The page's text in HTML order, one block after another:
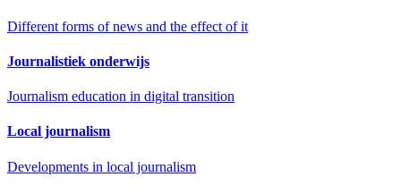
Different forms of news and the effect of it
Journalistiek onderwijs
Journalism education in digital transition
Local journalism
Developments in local journalism